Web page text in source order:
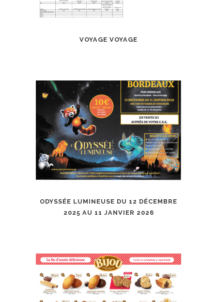
VOYAGE VOYAGE
ODYSSÉE LUMINEUSE DU 12 DÉCEMBRE
2025 AU 11 JANVIER 2026